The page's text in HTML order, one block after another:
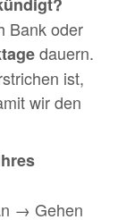
Bank oder
dauern.
ist,
wir den
→ Gehen